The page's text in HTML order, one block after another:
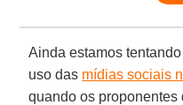
Ainda estamos
uso das mídias sociais
quando os